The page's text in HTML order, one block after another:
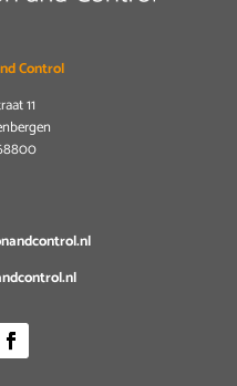
Control
11